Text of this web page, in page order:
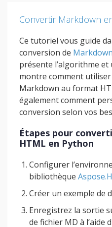
Convertir Markdown
Ce tutoriel vous guide
conversion de Markdown
présente l’algorithme et
montre comment
Markdown au format
également comment
conversion selon vos
Étapes pour
HTML en Python
Configurer
bibliothèque
Créer un exemple de
Enregistrez la sortie
de fichier MD à l’aide